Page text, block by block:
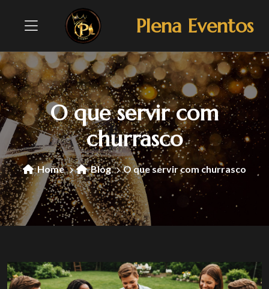
Plena Eventos
O que servir com
churrasco
Home Blog O que servir com churrasco